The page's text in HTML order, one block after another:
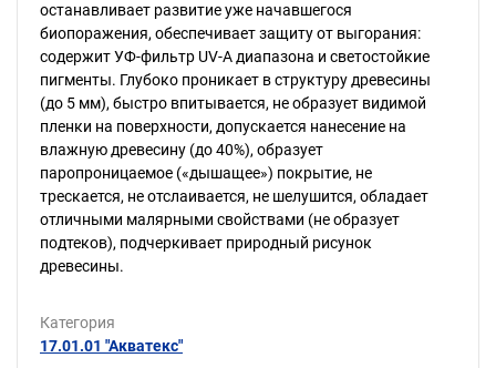
останавливает развитие уже начавшегося
биопоражения, обеспечивает защиту от выгорания:
содержит УФ-фильтр UV-A диапазона и светостойкие
пигменты. Глубоко проникает в структуру древесины
(до 5 мм), быстро впитывается, не образует видимой
пленки на поверхности, допускается нанесение на
влажную древесину (до 40%), образует
паропроницаемое («дышащее») покрытие, не
трескается, не отслаивается, не шелушится, обладает
отличными малярными свойствами (не образует
подтеков), подчеркивает природный рисунок
древесины.
Категория
17.01.01 "Акватекс"